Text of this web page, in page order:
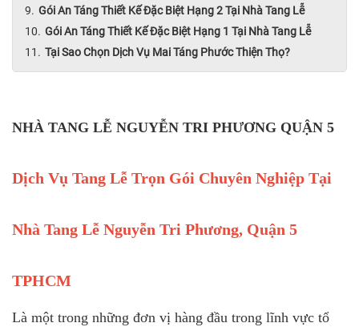
Gói An Táng Thiết Kế Đặc Biệt Hạng 2 Tại Nhà Tang Lễ
Gói An Táng Thiết Kế Đặc Biệt Hạng 1 Tại Nhà Tang Lễ
Tại Sao Chọn Dịch Vụ Mai Táng Phước Thiện Thọ?
NHÀ TANG LỄ NGUYỄN TRI PHƯƠNG QUẬN 5
Dịch Vụ Tang Lễ Trọn Gói Chuyên Nghiệp Tại
Nhà Tang Lễ Nguyễn Tri Phương, Quận 5
TPHCM
Là một trong những đơn vị hàng đầu trong lĩnh vực tổ